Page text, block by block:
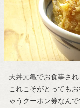
天丼元亀でお食事さ
これこそがとっても
ゃうクーポン券なん